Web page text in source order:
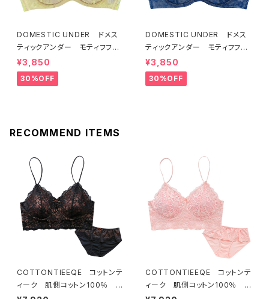
DOMESTIC UNDER ドメス
ティックアンダー モティフフル
ール ブラジャー（レモネード）
D2255 送料無料
¥3,850
30%OFF
DOMESTIC UNDER ドメス
ティックアンダー モティフフル
ール ブラジャー（ブルー）D22
55
¥3,850
30%OFF
RECOMMEND ITEMS
COTTONTIEEQE コットンテ
ィーク 肌側コットン100％ ソ
COTTONTIEEQE コットンテ
ィーク 肌側コットン100％ ソ